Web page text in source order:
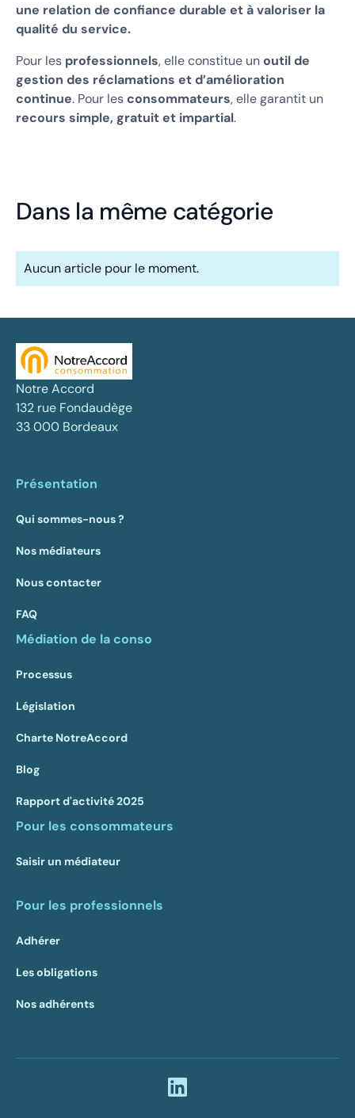
une relation de confiance durable et à valoriser la
qualité du service.
Pour les professionnels, elle constitue unoutil de
gestion des réclamations et d’amélioration
continue. Pour lesconsommateurs, elle garantit un
recours simple, gratuit et impartial.
Dans la même catégorie
Aucun article pour le moment.
Notre Accord
132 rue Fondaudège
33 000 Bordeaux
Présentation
Qui sommes-nous ?
Nos médiateurs
Nous contacter
FAQ
Médiation de la conso
Processus
Législation
Charte NotreAccord
Blog
Rapport d'activité 2025
Pour les consommateurs
Saisir un médiateur
Pour les professionnels
Adhérer
Les obligations
Nos adhérents